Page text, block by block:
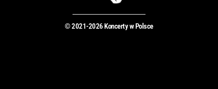
© 2021-2026 Koncerty w Polsce